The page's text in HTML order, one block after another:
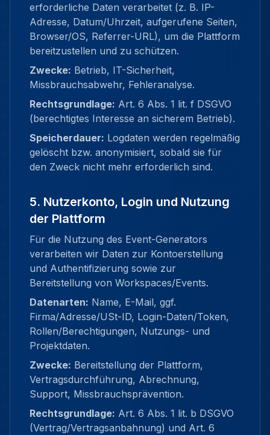
erforderliche Daten verarbeitet (z. B. IP-
Adresse, Datum/Uhrzeit, aufgerufene Seiten,
Browser/OS, Referrer-URL), um die Plattform
bereitzustellen und zu schützen.
Zwecke: Betrieb, IT-Sicherheit,
Missbrauchsabwehr, Fehleranalyse.
Rechtsgrundlage: Art. 6 Abs. 1 lit. f DSGVO
(berechtigtes Interesse an sicherem Betrieb).
Speicherdauer: Logdaten werden regelmäßig
gelöscht bzw. anonymisiert, sobald sie für
den Zweck nicht mehr erforderlich sind.
5. Nutzerkonto, Login und Nutzung
der Plattform
Für die Nutzung des Event-Generators
verarbeiten wir Daten zur Kontoerstellung
und Authentifizierung sowie zur
Bereitstellung von Workspaces/Events.
Datenarten: Name, E-Mail, ggf.
Firma/Adresse/USt-ID, Login-Daten/Token,
Rollen/Berechtigungen, Nutzungs- und
Projektdaten.
Zwecke: Bereitstellung der Plattform,
Vertragsdurchführung, Abrechnung,
Support, Missbrauchsprävention.
Rechtsgrundlage: Art. 6 Abs. 1 lit. b DSGVO
(Vertrag/Vertragsanbahnung) und Art. 6